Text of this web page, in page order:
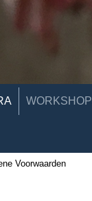
Voorwaarden